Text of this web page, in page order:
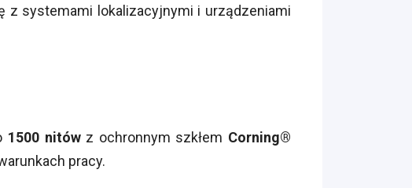
z systemami lokalizacyjnymi i urządzeniami
1500 nitówz ochronnym szkłem Corning®
pracy.